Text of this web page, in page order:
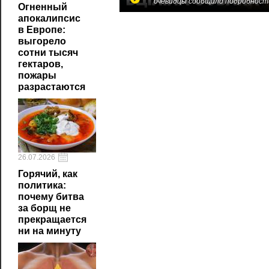
Огненный
апокалипсис
в Европе:
выгорело
сотни тысяч
гектаров,
пожары
разрастаются
26.07.2026
Горячий, как
политика:
почему битва
за борщ не
прекращается
ни на минуту